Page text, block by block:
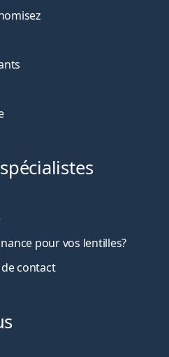
pour vos lentilles?
contact